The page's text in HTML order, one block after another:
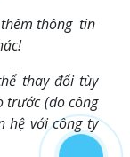
thông tin
thay đổi tùy
trước (do công
hệ với công ty